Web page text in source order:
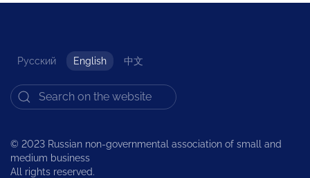
Русский English 中文
© 2023 Russian non-governmental association of small and
medium business
All rights reserved.